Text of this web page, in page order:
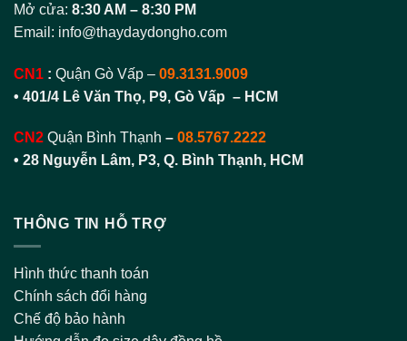
Mở cửa: 8:30 AM – 8:30 PM
Email: info@thaydaydongho.com
CN1 : Quận Gò Vấp – 09.3131.9009
• 401/4 Lê Văn Thọ, P9, Gò Vấp – HCM
CN2 Quận Bình Thạnh – 08.5767.2222
• 28 Nguyễn Lâm, P3, Q. Bình Thạnh, HCM
THÔNG TIN HỖ TRỢ
Hình thức thanh toán
Chính sách đổi hàng
Chế độ bảo hành